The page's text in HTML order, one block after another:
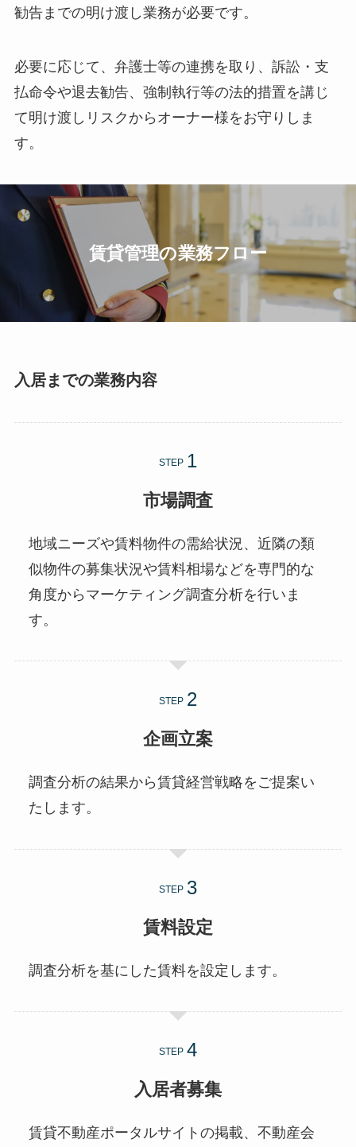
勧告までの明け渡し業務が必要です。
必要に応じて、弁護士等の連携を取り、訴訟・支
払命令や退去勧告、強制執行等の法的措置を講じ
て明け渡しリスクからオーナー様をお守りしま
す。
賃貸管理の業務フロー
入居までの業務内容
STEP
市場調査
地域ニーズや賃料物件の需給状況、近隣の類
似物件の募集状況や賃料相場などを専門的な
角度からマーケティング調査分析を行いま
す。
STEP
企画立案
調査分析の結果から賃貸経営戦略をご提案い
たします。
STEP
賃料設定
調査分析を基にした賃料を設定します。
STEP
入居者募集
賃貸不動産ポータルサイトの掲載、不動産会